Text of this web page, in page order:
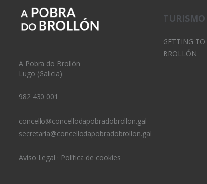
A Pobra do Brollón
Lugo (Galicia)
982 430 001
concello@concellodapobradobrollon.gal
secretaria@concellodapobradobrollon.gal
Aviso Legal · Política de cookies
TURISMO
GETTING
BROLLÓN